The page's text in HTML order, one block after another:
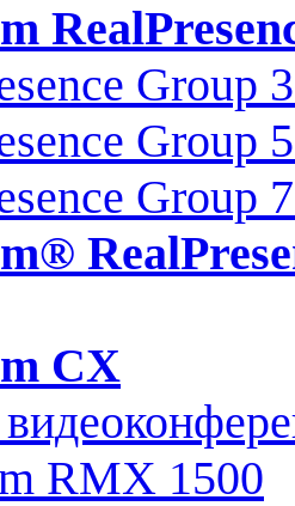
Group
Group
Group
CX
RMX 1500